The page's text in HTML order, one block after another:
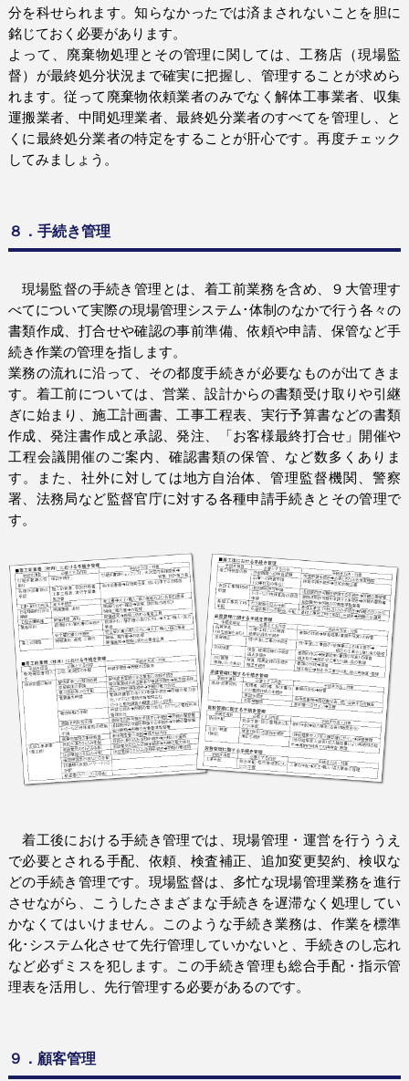
分を科せられます。知らなかったでは済まされないことを胆に
銘じておく必要があります。
よって、廃棄物処理とその管理に関しては、工務店（現場監
督）が最終処分状況まで確実に把握し、管理することが求めら
れます。従って廃棄物依頼業者のみでなく解体工事業者、収集
運搬業者、中間処理業者、最終処分業者のすべてを管理し、と
くに最終処分業者の特定をすることが肝心です。再度チェック
してみましょう。
８．手続き管理
現場監督の手続き管理とは、着工前業務を含め、９大管理す
べてについて実際の現場管理システム･体制のなかで行う各々の
書類作成、打合せや確認の事前準備、依頼や申請、保管など手
続き作業の管理を指します。
業務の流れに沿って、その都度手続きが必要なものが出てきま
す。着工前については、営業、設計からの書類受け取りや引継
ぎに始まり、施工計画書、工事工程表、実行予算書などの書類
作成、発注書作成と承認、発注、「お客様最終打合せ」開催や
工程会議開催のご案内、確認書類の保管、など数多くありま
す。また、社外に対しては地方自治体、管理監督機関、警察
署、法務局など監督官庁に対する各種申請手続きとその管理で
す。
着工後における手続き管理では、現場管理・運営を行ううえ
で必要とされる手配、依頼、検査補正、追加変更契約、検収な
どの手続き管理です。現場監督は、多忙な現場管理業務を進行
させながら、こうしたさまざまな手続きを遅滞なく処理してい
かなくてはいけません。このような手続き業務は、作業を標準
化･システム化させて先行管理していかないと、手続きのし忘れ
など必ずミスを犯します。この手続き管理も総合手配・指示管
理表を活用し、先行管理する必要があるのです。
９．顧客管理